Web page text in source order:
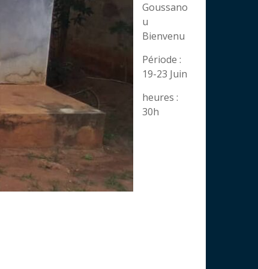
Goussano
u
Bienvenu
Période :
19-23 Juin
heures :
30h